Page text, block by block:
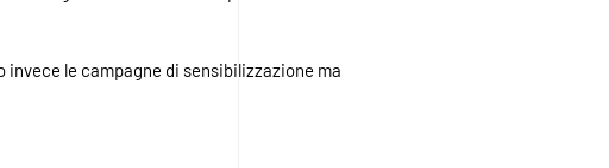
le campagne di sensibilizzazione ma